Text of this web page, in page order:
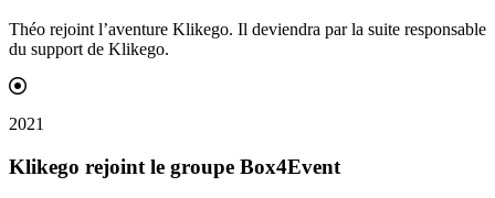
Théo rejoint l’aventure Klikego. Il deviendra par la suite responsable
du support de Klikego.
2021
Klikego rejoint le groupe Box4Event